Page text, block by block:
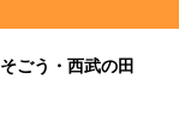
ごう・西武の田